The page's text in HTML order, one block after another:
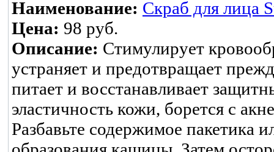
Наименование: Скраб для лица
Цена: 98 руб.
Описание: Стимулирует
устраняет и предотвращает
питает и восстанавливает
эластичность кожи, борется с
Разбавьте содержимое пакетика